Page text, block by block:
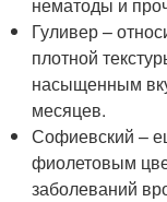
Гуливер –
плотной
насыщенным
месяцев.
Софиевский –
фиолетовым
заболеваний